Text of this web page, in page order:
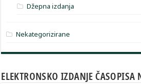
Džepna izdanja
Nekategorizirane
ELEKTRONSKO IZDANJE ČASOPISA